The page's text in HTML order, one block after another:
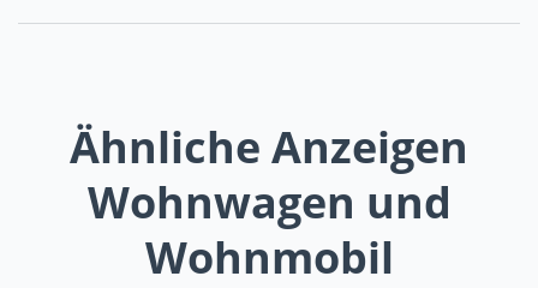
Ähnliche Anzeigen
Wohnwagen und
Wohnmobil